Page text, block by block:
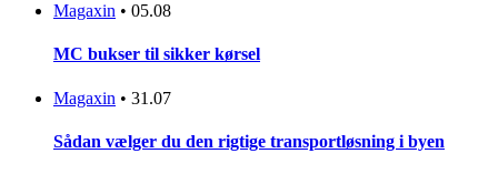
Magaxin • 05.08
MC bukser til sikker kørsel
Magaxin • 31.07
Sådan vælger du den rigtige transportløsning i byen